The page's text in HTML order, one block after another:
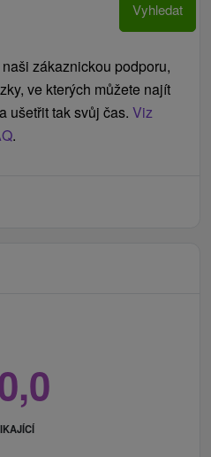
Vyhledat
zákaznickou podporu,
ve kterých můžete najít
ušetřit tak svůj čas. Viz
.